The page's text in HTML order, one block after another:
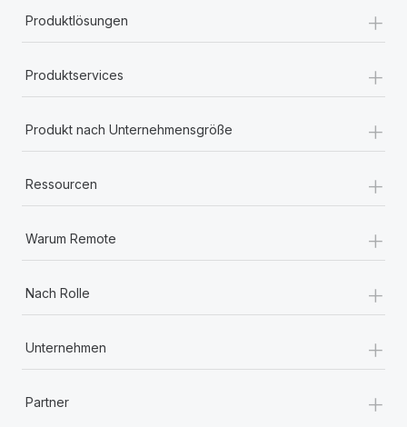
Produktlösungen +
Produktservices +
Produkt nach Unternehmensgröße +
Ressourcen +
Warum Remote +
Nach Rolle +
Unternehmen +
Partner +